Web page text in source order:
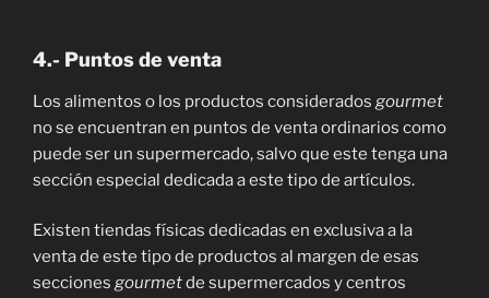
4.- Puntos de venta
Los alimentos o los productos considerados gourmet
no se encuentran en puntos de venta ordinarios como
puede ser un supermercado, salvo que este tenga una
sección especial dedicada a este tipo de artículos.
Existen tiendas físicas dedicadas en exclusiva a la
venta de este tipo de productos al margen de esas
secciones gourmetde supermercados y centros